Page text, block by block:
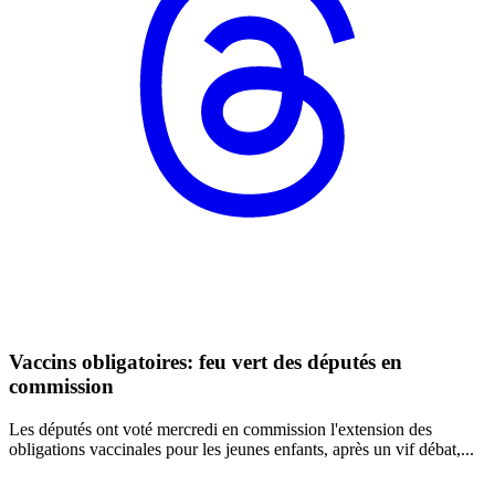
Vaccins obligatoires: feu vert des députés en
commission
Les députés ont voté mercredi en commission l'extension des
obligations vaccinales pour les jeunes enfants, après un vif débat,...